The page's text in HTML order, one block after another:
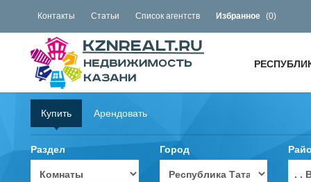
Контакты Статьи Список агентств Избранное (0)
Купить Арендовать
Раздел Город
. .